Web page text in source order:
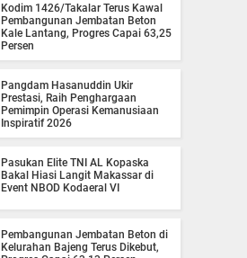
Kodim 1426/Takalar Terus Kawal
Pembangunan Jembatan Beton
Kale Lantang, Progres Capai 63,25
Persen
Pangdam Hasanuddin Ukir
Prestasi, Raih Penghargaan
Pemimpin Operasi Kemanusiaan
Inspiratif 2026
Pasukan Elite TNI AL Kopaska
Bakal Hiasi Langit Makassar di
Event NBOD Kodaeral VI
Pembangunan Jembatan Beton di
Kelurahan Bajeng Terus Dikebut,